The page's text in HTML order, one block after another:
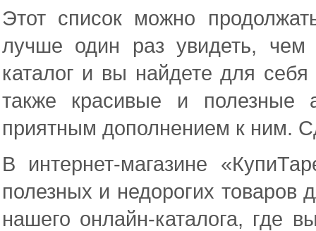
Этот список можно
лучше один раз увидеть,
каталог и вы найдете для
также красивые и полезные
приятным дополнением к ним.
В интернет-магазине
полезных и недорогих
нашего онлайн-каталога, где